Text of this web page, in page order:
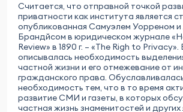
Считается, что отправной точкой
приватности как института является
опубликованная Самуэлем Уорреном
Брандйсом в юридическом журнале
Review» в 1890 г. – «The Righ to Privacy».
описывалась необходимость
частной жизни и его отмежевание от
гражданского права.
необходимость тем, что в то время
развитие СМИ и газеты, в которых
частная жизнь знаменитостей и других